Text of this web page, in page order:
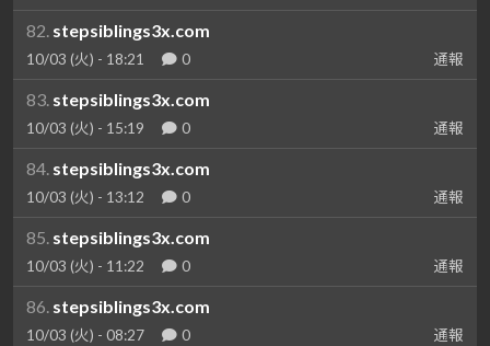
82. stepsiblings3x.com
10/03 (火) - 18:21 0 通報
83. stepsiblings3x.com
10/03 (火) - 15:19 0 通報
84. stepsiblings3x.com
10/03 (火) - 13:12 0 通報
85. stepsiblings3x.com
10/03 (火) - 11:22 0 通報
86. stepsiblings3x.com
10/03 (火) - 08:27 0 通報